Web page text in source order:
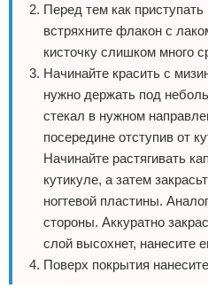
Перед тем как приступать
встряхните флакон с
кисточку слишком много
Начинайте красить с
нужно держать под
стекал в нужном
посередине отступив от
Начинайте растягивать
кутикуле, а затем
ногтевой пластины.
стороны. Аккуратно
слой высохнет, нанесите
Поверх покрытия